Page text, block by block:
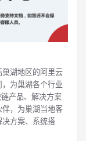
湖地区的阿里云
为巢湖各个行业
产品、解决方案
，为巢湖当地客
方案、系统搭